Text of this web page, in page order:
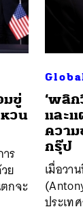
มขู่
วน
ร
ย
กจะ
‘พลิก
และแ
ความ
กรุ๊ป
เมื่อวา
ประเท